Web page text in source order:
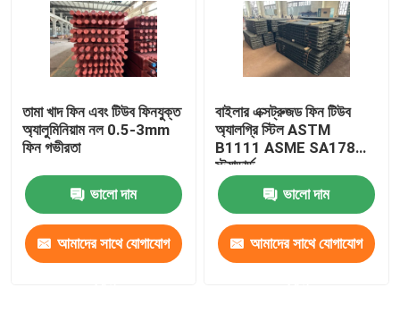
তামা খাদ ফিন এবং টিউব ফিনযুক্ত
অ্যালুমিনিয়াম নল 0.5-3mm
ফিন গভীরতা
ভালো দাম
আমাদের সাথে যোগাযোগ
বাইলার এক্সট্রুজড ফিন টিউব
অ্যালগ্রি স্টিল ASTM
B1111 ASME SA178
স্ট্যান্ডার্ড
ভালো দাম
আমাদের সাথে যোগাযোগ